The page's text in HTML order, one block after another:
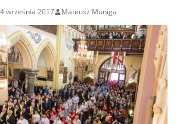
września 2017 Mateusz Muniga